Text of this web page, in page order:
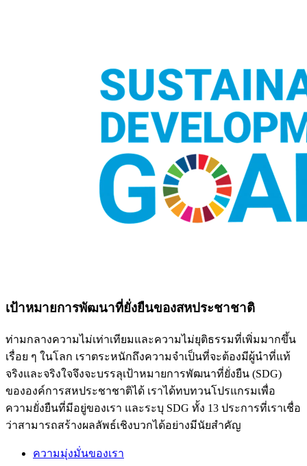
เป้าหมายการพัฒนาที่ยั่งยืนของสหประชาชาติ
ท่ามกลางความไม่เท่าเทียมและความไม่ยุติธรรมที่เพิ่มมากขึ้น
เรื่อย ๆ ในโลก เราตระหนักถึงความจำเป็นที่จะต้องมีผู้นำที่แท้
จริงและจริงใจจึงจะบรรลุเป้าหมายการพัฒนาที่ยั่งยืน (SDG)
ขององค์การสหประชาชาติได้ เราได้ทบทวนโปรแกรมเพื่อ
ความยั่งยืนที่มีอยู่ของเรา และระบุ SDG ทั้ง 13 ประการที่เราเชื่อ
ว่าสามารถสร้างผลลัพธ์เชิงบวกได้อย่างมีนัยสำคัญ
ความมุ่งมั่นของเรา